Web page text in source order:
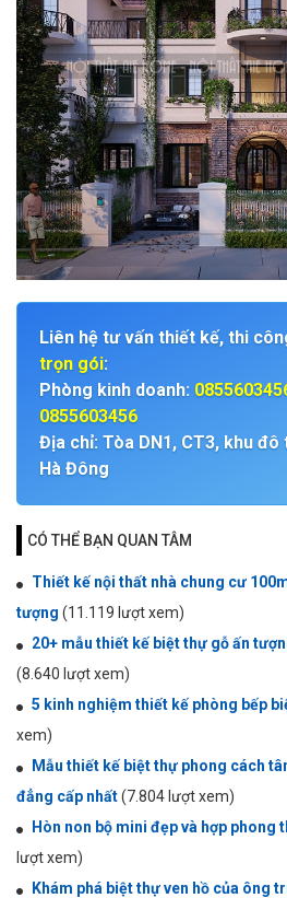
Liên hệ tư vấn thiết kế, thi
trọn gói:
Phòng kinh doanh:
0855603456
Địa chỉ: Tòa DN1, CT3, khu đô
Hà Đông
CÓ THỂ BẠN QUAN TÂM
Thiết kế nội thất nhà chung cư
tượng (11.119 lượt xem)
20+ mẫu thiết kế biệt thự gỗ ấn
(8.640 lượt xem)
5 kinh nghiệm thiết kế phòng bếp
xem)
Mẫu thiết kế biệt thự phong cách
đẳng cấp nhất(7.804 lượt xem)
Hòn non bộ mini đẹp và hợp phong
lượt xem)
Khám phá biệt thự ven hồ của ông